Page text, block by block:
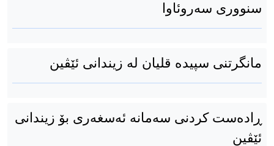
سنووری سەروئاوا
مانگرتنی سپیدە قلیان لە زیندانی ئێڤین
ڕادەست کردنی سەمانە ئەسغەری بۆ زیندانی
ئێڤین